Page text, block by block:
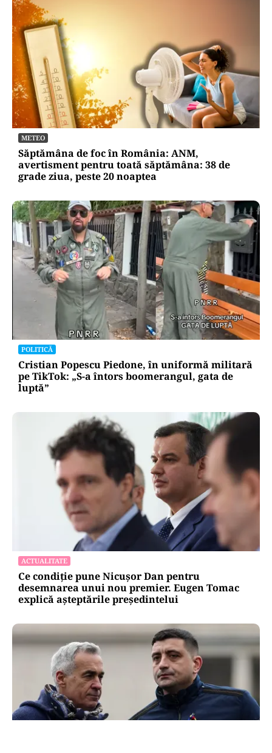
METEO
Săptămâna de foc în România: ANM,
avertisment pentru toată săptămâna: 38 de
grade ziua, peste 20 noaptea
POLITICĂ
Cristian Popescu Piedone, în uniformă militară
pe TikTok: „S-a întors boomerangul, gata de
luptă”
ACTUALITATE
Ce condiție pune Nicușor Dan pentru
desemnarea unui nou premier. Eugen Tomac
explică așteptările președintelui